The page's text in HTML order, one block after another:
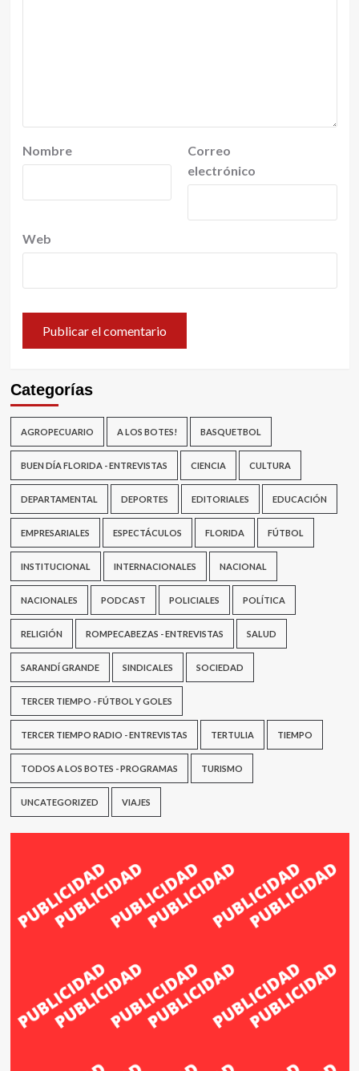
Nombre
Correo
electrónico
Web
Categorías
AGROPECUARIO A LOS BOTES! BASQUETBOL
BUEN DÍA FLORIDA - ENTREVISTAS CIENCIA CULTURA
DEPARTAMENTAL DEPORTES EDITORIALES EDUCACIÓN
EMPRESARIALES ESPECTÁCULOS FLORIDA FÚTBOL
INSTITUCIONAL INTERNACIONALES NACIONAL
NACIONALES PODCAST POLICIALES POLÍTICA
RELIGIÓN ROMPECABEZAS - ENTREVISTAS SALUD
SARANDÍ GRANDE SINDICALES SOCIEDAD
TERCER TIEMPO - FÚTBOL Y GOLES
TERCER TIEMPO RADIO - ENTREVISTAS TERTULIA TIEMPO
TODOS A LOS BOTES - PROGRAMAS TURISMO
UNCATEGORIZED VIAJES